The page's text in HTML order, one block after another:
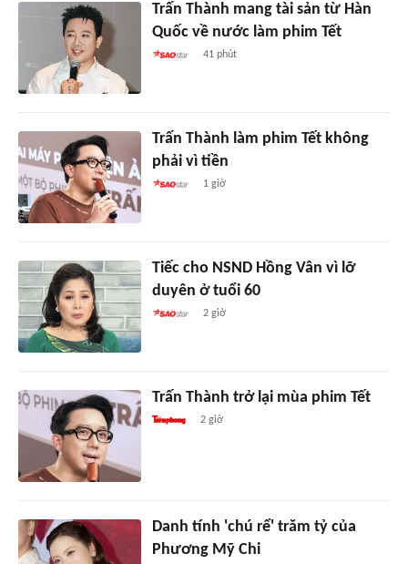
Trấn Thành mang tài sản từ Hàn
Quốc về nước làm phim Tết
41 phút
Trấn Thành làm phim Tết không
phải vì tiền
1 giờ
Tiếc cho NSND Hồng Vân vì lỡ
duyên ở tuổi 60
2 giờ
Trấn Thành trở lại mùa phim Tết
2 giờ
Danh tính 'chú rể' trăm tỷ của
Phương Mỹ Chi